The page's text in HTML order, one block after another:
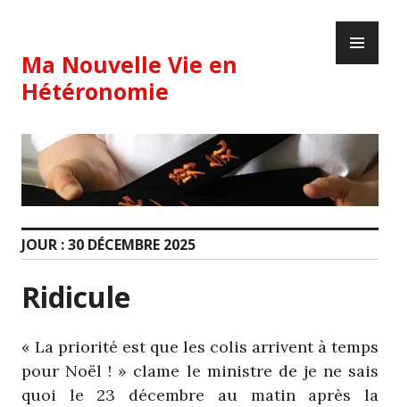
content
Ma Nouvelle Vie en
Hétéronomie
JOUR :30 DÉCEMBRE 2025
Ridicule
« La priorité est que les colis arrivent à temps
pour Noël ! » clame le ministre de je ne sais
quoi le 23 décembre au matin après la